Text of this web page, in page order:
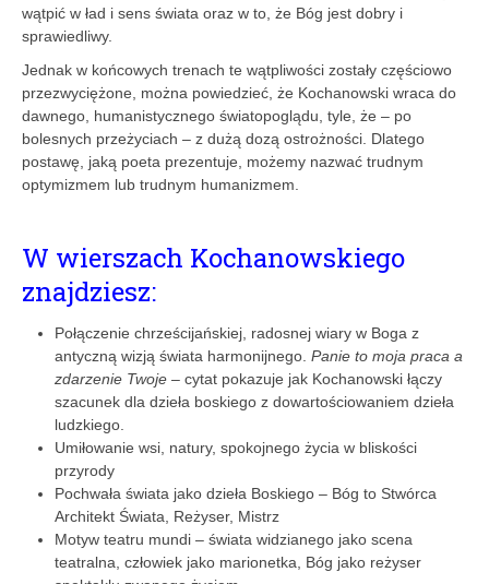
wątpić w ład i sens świata oraz w to, że Bóg jest dobry i
sprawiedliwy.
Jednak w końcowych trenach te wątpliwości zostały częściowo
przezwyciężone, można powiedzieć, że Kochanowski wraca do
dawnego, humanistycznego światopoglądu, tyle, że – po
bolesnych przeżyciach – z dużą dozą ostrożności. Dlatego
postawę, jaką poeta prezentuje, możemy nazwać trudnym
optymizmem lub trudnym humanizmem.
W wierszach Kochanowskiego
znajdziesz:
Połączenie chrześcijańskiej, radosnej wiary w Boga z
antyczną wizją świata harmonijnego. Panie to moja praca a
zdarzenie Twoje – cytat pokazuje jak Kochanowski łączy
szacunek dla dzieła boskiego z dowartościowaniem dzieła
ludzkiego.
Umiłowanie wsi, natury, spokojnego życia w bliskości
przyrody
Pochwała świata jako dzieła Boskiego – Bóg to Stwórca
Architekt Świata, Reżyser, Mistrz
Motyw teatru mundi – świata widzianego jako scena
teatralna, człowiek jako marionetka, Bóg jako reżyser